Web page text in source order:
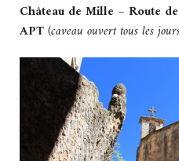
Château de Mille – Route
APT(caveau ouvert tous les